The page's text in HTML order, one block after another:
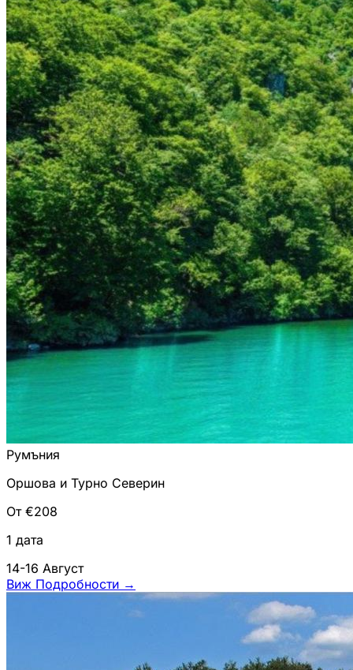
Румъния
Оршова и Турно Северин
От €208
1 дата
14-16 Август
Виж Подробности →